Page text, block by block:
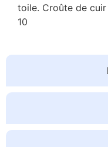
toile. Croûte de
10